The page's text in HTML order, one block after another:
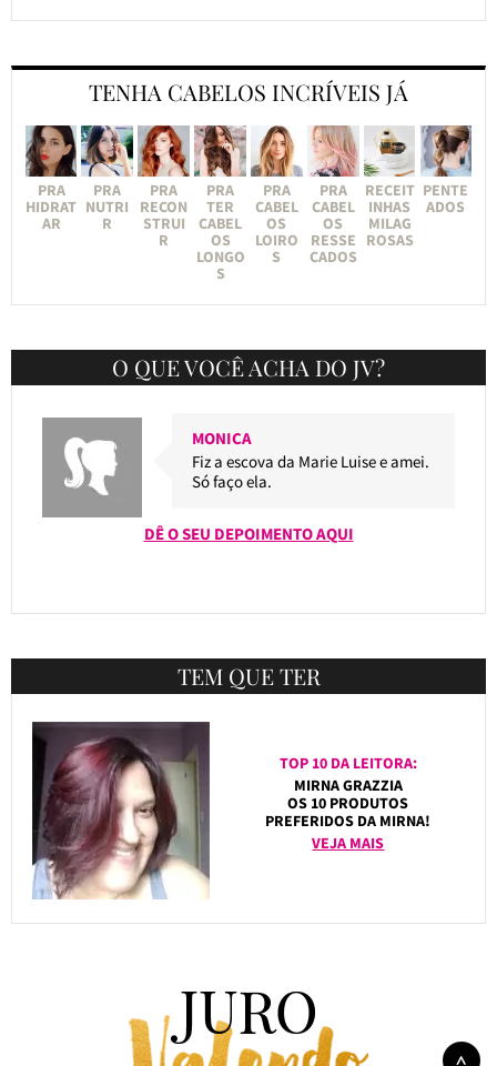
TENHA CABELOS INCRÍVEIS JÁ
PRA
HIDRAT
AR
PRA
NUTRI
R
PRA
RECON
STRUI
R
PRA
TER
CABEL
OS
LONGO
S
PRA
CABEL
OS
LOIRO
S
PRA
CABEL
OS
RESSE
CADOS
RECEIT
INHAS
MILAG
ROSAS
PENTE
ADOS
O QUE VOCÊ ACHA DO JV?
MONICA
Fiz a escova da Marie Luise e amei.
Só faço ela.
DÊ O SEU DEPOIMENTO AQUI
TEM QUE TER
TOP 10 DA LEITORA:
MIRNA GRAZZIA
OS 10 PRODUTOS
PREFERIDOS DA MIRNA!
VEJA MAIS